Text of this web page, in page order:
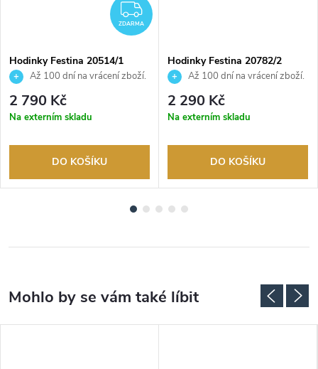
ZDARMA
ZDARMA
Hodinky Festina 20514/1
Až 100 dní na vrácení zboží.
Autorizovaný prodejce.
2 790 Kč
Na externím skladu
DO KOŠÍKU
Hodinky Festina 20782/2
Až 100 dní na vrácení zboží.
Autorizovaný prodejce.
2 290 Kč
Na externím skladu
DO KOŠÍKU